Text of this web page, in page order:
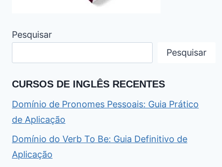
Pesquisar
Pesquisar
CURSOS DE INGLÊS RECENTES
Domínio de Pronomes Pessoais: Guia Prático
de Aplicação
Domínio do Verb To Be: Guia Definitivo de
Aplicação